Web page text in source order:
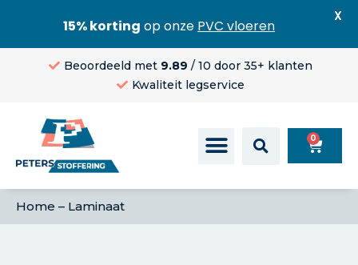
Beoordeeld met 9.89 / 10 door 35+ klanten
Kwaliteit legservice
0
Home – Laminaat
15% korting op onze PVC vloeren
X